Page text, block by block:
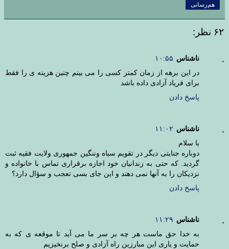
هم‌رسانی
۶۲ نظر:
ناشناس ۱۰:۵۵
در این برهه از زمان کمتر کسی را می بینم چنین هزینه ی را فقط
برای فریاد آزادی داده باشد
پاسخ دادن
ناشناس ۱۱:۰۲
با سلام
دوباره جنایتی دیگر در تقویم سیاه وننگین جمهوری ولایت فقیه ثبت
گردید. که حتی به زندانیان خود اجازه برقراری تماس با خانواده و
نزدیکان را به آنها نمی دهند و این جای بسی تعجب و سؤال دارد؟
پاسخ دادن
ناشناس ۱۱:۲۹
به خدا حق ماست هر چه بر سر ما می آید تا موقعه ی که به
حمایت و یاری این مبارزین راه آزادی و صلح برنخیزیم